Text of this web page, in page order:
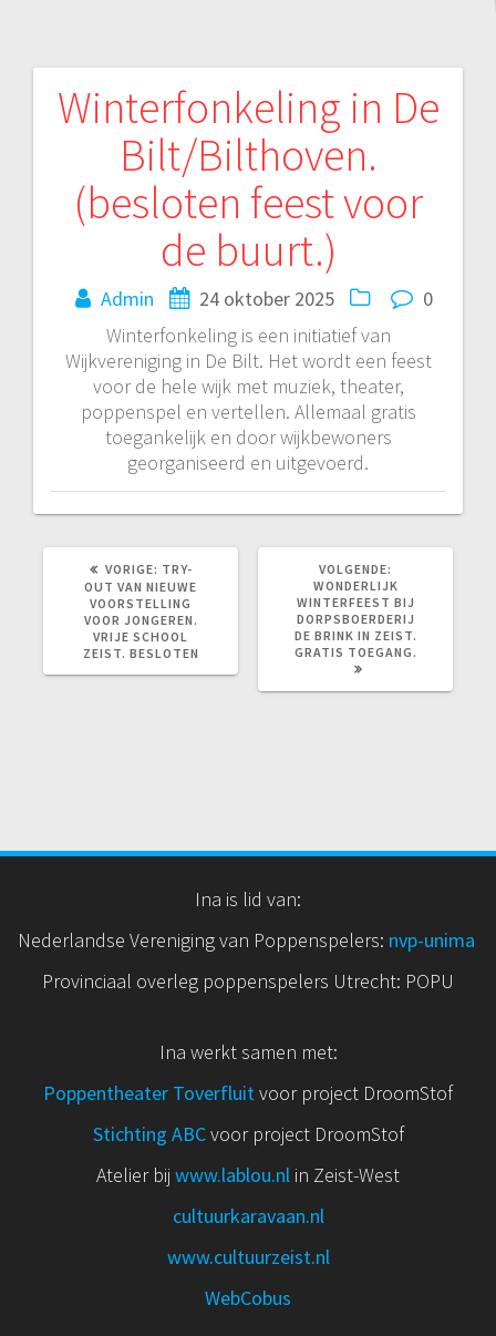
Winterfonkeling in De
Bilt/Bilthoven.
(besloten feest voor
de buurt.)
Admin 24 oktober 2025
0
Winterfonkeling is een initiatief van
Wijkvereniging in De Bilt. Het wordt een feest
voor de hele wijk met muziek, theater,
poppenspel en vertellen. Allemaal gratis
toegankelijk en door wijkbewoners
georganiseerd en uitgevoerd.
Bericht
navigatie
VORIGE: VORIG
BERICHT:
TRY-
OUT VAN NIEUWE
VOORSTELLING
VOOR JONGEREN.
VRIJE SCHOOL
ZEIST. BESLOTEN
VOLGENDE:
BERICHT:
WONDERLIJK
WINTERFEEST BIJ
DORPSBOERDERIJ
DE BRINK IN ZEIST.
GRATIS TOEGANG.
Ina is lid van:
Nederlandse Vereniging van Poppenspelers: nvp-unima
Provinciaal overleg poppenspelers Utrecht: POPU
Ina werkt samen met:
Poppentheater Toverfluitvoor project DroomStof
Stichting ABCvoor project DroomStof
Atelier bij www.lablou.nl in Zeist-West
cultuurkaravaan.nl
www.cultuurzeist.nl
WebCobus